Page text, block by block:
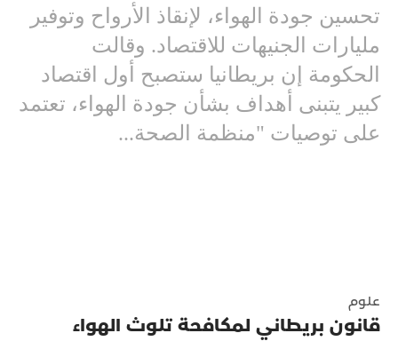
تحسين جودة الهواء، لإنقاذ الأرواح وتوفير
مليارات الجنيهات للاقتصاد. وقالت
الحكومة إن بريطانيا ستصبح أول اقتصاد
كبير يتبنى أهداف بشأن جودة الهواء، تعتمد
على توصيات "منظمة الصحة...
علوم
قانون بريطاني لمكافحة تلوث الهواء